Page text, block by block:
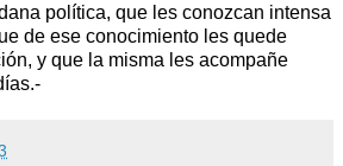
política, que les conozcan intensa
de ese conocimiento les quede
y que la misma les acompañe